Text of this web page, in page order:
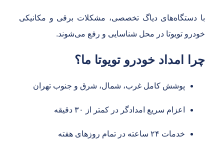
دستگاه‌های دیاگ تخصصی، مشکلات برقی و مکانیکی
تویوتا در محل شناسایی و رفع می‌شوند.
امداد خودرو تویوتا ما؟
پوشش کامل غرب، شمال، شرق و جنوب تهران
اعزام سریع امدادگر در کمتر از ۳۰ دقیقه
خدمات ۲۴ ساعته در تمام روزهای هفته